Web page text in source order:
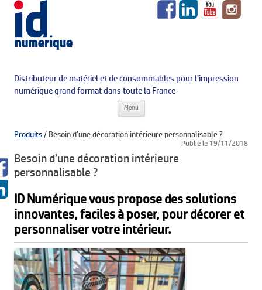
Distributeur de matériel et de consommables pour l’impression
numérique grand format dans toute la France
Menu Aller au contenu principal
Produits/ Besoin d’une décoration intérieure personnalisable ?
Publié le 19/11/2018
Besoin d’une décoration intérieure
personnalisable ?
ID Numérique vous propose des solutions
innovantes, faciles à poser, pour décorer et
personnaliser votre intérieur.